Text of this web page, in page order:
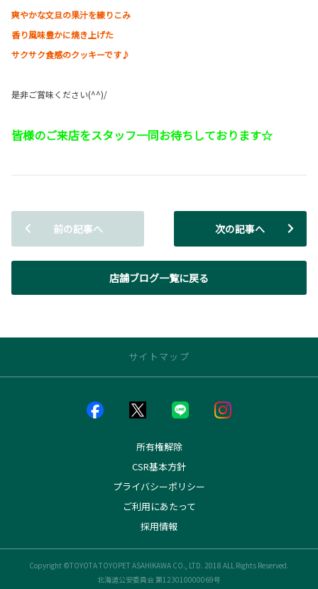
爽やかな文旦の果汁を練りこみ
香り風味豊かに焼き上げた
サクサク食感のクッキーです♪
是非ご賞味ください(^^)/
皆様のご来店をスタッフ一同お待ちしております☆
前の記事へ
店舗ブログ一覧に戻る
次の記事へ
サイトマップ
富良野店
所有権解除
CSR基本方針
プライバシーポリシー
ご利用にあたって
採用情報
Copyright ©TOYOTA TOYOPET ASAHIKAWA CO., LTD. 2018 ALL Rights Reserved.
北海道公安委員会 第123010000069号